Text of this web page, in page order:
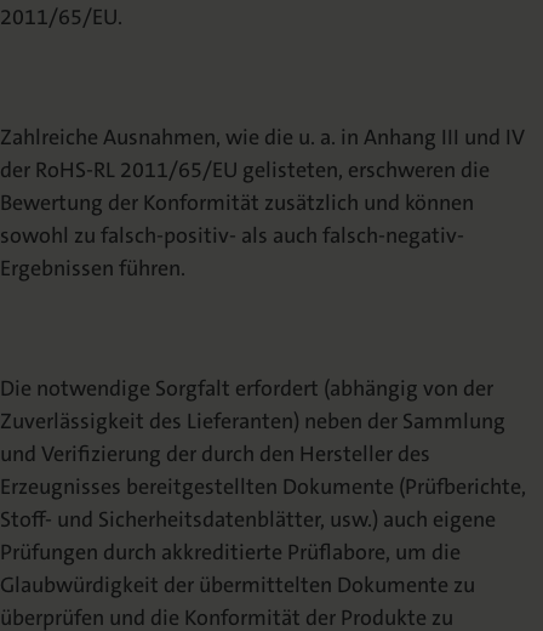
2011/65/EU.
Zahlreiche Ausnahmen, wie die u. a. in Anhang III und IV
der RoHS-RL 2011/65/EU gelisteten, erschweren die
Bewertung der Konformität zusätzlich und können
sowohl zu falsch-positiv- als auch falsch-negativ-
Ergebnissen führen.
Die notwendige Sorgfalt erfordert (abhängig von der
Zuverlässigkeit des Lieferanten) neben der Sammlung
und Verifizierung der durch den Hersteller des
Erzeugnisses bereitgestellten Dokumente (Prüfberichte,
Stoff- und Sicherheitsdatenblätter, usw.) auch eigene
Prüfungen durch akkreditierte Prüflabore, um die
Glaubwürdigkeit der übermittelten Dokumente zu
überprüfen und die Konformität der Produkte zu